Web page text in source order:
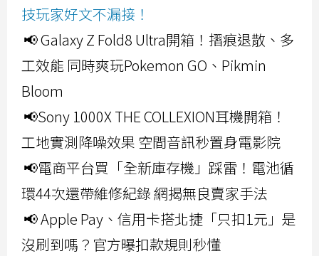
技玩家好文不漏接！
📢 Galaxy Z Fold8 Ultra開箱！摺痕退散、多
工效能 同時爽玩Pokemon GO、Pikmin
Bloom
📢Sony 1000X THE COLLEXION耳機開箱！
工地實測降噪效果 空間音訊秒置身電影院
📢電商平台買「全新庫存機」踩雷！電池循
環44次還帶維修紀錄 網揭無良賣家手法
📢 Apple Pay、信用卡搭北捷「只扣1元」是
沒刷到嗎？官方曝扣款規則秒懂